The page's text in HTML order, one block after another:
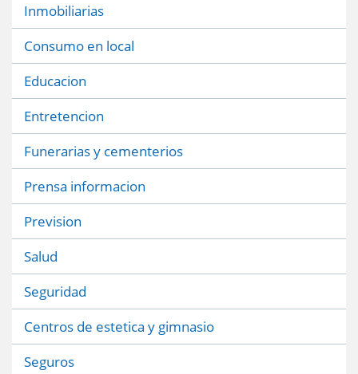
Inmobiliarias
Consumo en local
Educacion
Entretencion
Funerarias y cementerios
Prensa informacion
Prevision
Salud
Seguridad
Centros de estetica y gimnasio
Seguros